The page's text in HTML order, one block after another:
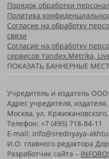
Порядок обработки
Политика
Согласие на обработку
связи
Согласие на обработку
сервисов Yandex.Metrika,
ПОКАЗАТЬ БАННЕРНЫЕ
Учредитель и издатель
Адрес учредителя,
Москва, ул.
Телефон: +7 (495) 718-84-11
E-mail: info@srednyaya-
И.О. главного редактора
Разработчик сайта –